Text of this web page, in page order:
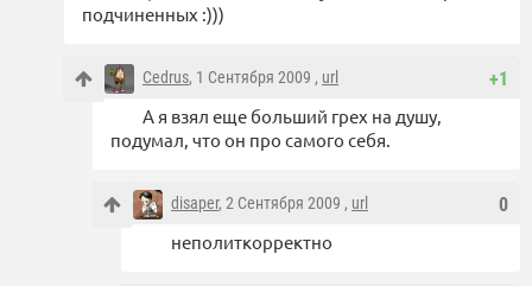
подчиненных :)))
+1
Cedrus, 1 Сентября 2009 , url
А я взял еще больший грех на душу,
подумал, что он про самого себя.
0
disaper, 2 Сентября 2009 , url
неполиткорректно